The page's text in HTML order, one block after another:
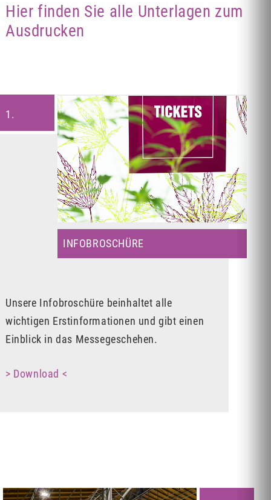
Hier finden Sie alle Unterlagen zum
Ausdrucken
1.
INFOBROSCHÜRE
Unsere Infobroschüre beinhaltet alle
wichtigen Erstinformationen und gibt einen
Einblick in das Messegeschehen.
> Download <